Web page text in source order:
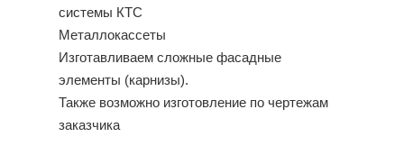
системы КТС
Металлокассеты
Изготавливаем сложные фасадные
элементы (карнизы).
Также возможно изготовление по чертежам
заказчика